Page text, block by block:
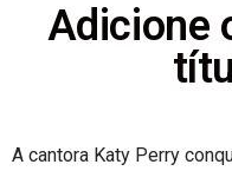
Adicione
A cantora Katy Perry